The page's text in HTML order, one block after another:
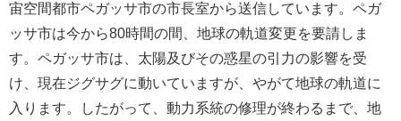
宙空間都市ペガッサ市の市長室から送信しています。ペガ
ッサ市は今から80時間の間、地球の軌道変更を要請しま
す。ペガッサ市は、太陽及びその惑星の引力の影響を受
け、現在ジグサグに動いていますが、やがて地球の軌道に
入ります。したがって、動力系統の修理が終わるまで、地